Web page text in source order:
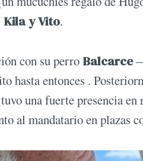
Kila y Vito.
con su perro Balcarce
hasta entonces .
una fuerte presencia
al mandatario en plazas